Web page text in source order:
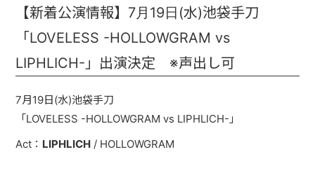
LIVE
INSTORE
BAND
VIDEO
DISCOGRAPHY
【新着公演情報】7月19日(水)池袋手刀
「LOVELESS -HOLLOWGRAM vs
LIPHLICH-」出演決定 ※声出し可
7月19日(水)池袋手刀
「LOVELESS -HOLLOWGRAM vs LIPHLICH-」
Act： LIPHLICH / HOLLOWGRAM